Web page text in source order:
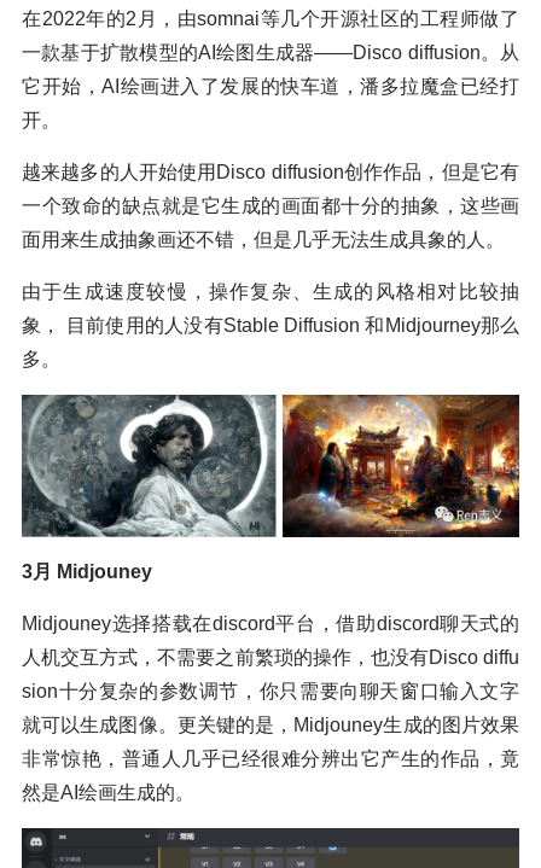
在2022年的2月，由somnai等几个开源社区的工程师做了
一款基于扩散模型的AI绘图生成器——Disco diffusion。从
它开始，AI绘画进入了发展的快车道，潘多拉魔盒已经打
开。
越来越多的人开始使用Disco diffusion创作作品，但是它有
一个致命的缺点就是它生成的画面都十分的抽象，这些画
面用来生成抽象画还不错，但是几乎无法生成具象的人。
由于生成速度较慢，操作复杂、生成的风格相对比较抽
象， 目前使用的人没有Stable Diffusion 和Midjourney那么
多。
3月 Midjouney
Midjouney选择搭载在discord平台，借助discord聊天式的
人机交互方式，不需要之前繁琐的操作，也没有Disco diffu
sion十分复杂的参数调节，你只需要向聊天窗口输入文字
就可以生成图像。更关键的是，Midjouney生成的图片效果
非常惊艳，普通人几乎已经很难分辨出它产生的作品，竟
然是AI绘画生成的。